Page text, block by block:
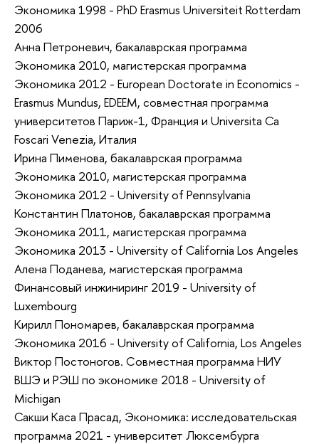
Экономика 1998 - PhD Erasmus Universiteit Rotterdam
2006
Анна Петроневич, бакалаврская программа
Экономика 2010, магистерская программа
Экономика 2012 - European Doctorate in Economics -
Erasmus Mundus, EDEEM, совместная программа
университетов Париж-1, Франция и Universita Ca
Foscari Venezia, Италия
Ирина Пименова, бакалаврская программа
Экономика 2010, магистерская программа
Экономика 2012 - University of Pennsylvania
Константин Платонов, бакалаврская программа
Экономика 2011, магистерская программа
Экономика 2013 - University of California Los Angeles
Алена Поданева, магистерская программа
Финансовый инжиниринг 2019 - University of
Luxembourg
Кирилл Пономарев, бакалаврская программа
Экономика 2016 - University of California, Los Angeles
Виктор Постоногов. Совместная программа НИУ
ВШЭ и РЭШ по экономике 2018 - University of
Michigan
Сакши Каса Прасад, Экономика: исследовательская
программа 2021 - университет Люксембурга